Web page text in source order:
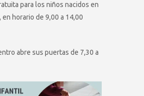
para los niños nacidos en
en horario de 9,00 a 14,00
abre sus puertas de 7,30 a